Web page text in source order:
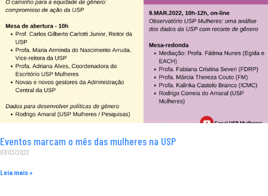
Eventos marcam o mês das mulheres na USP
07/03/2022
Leia mais »